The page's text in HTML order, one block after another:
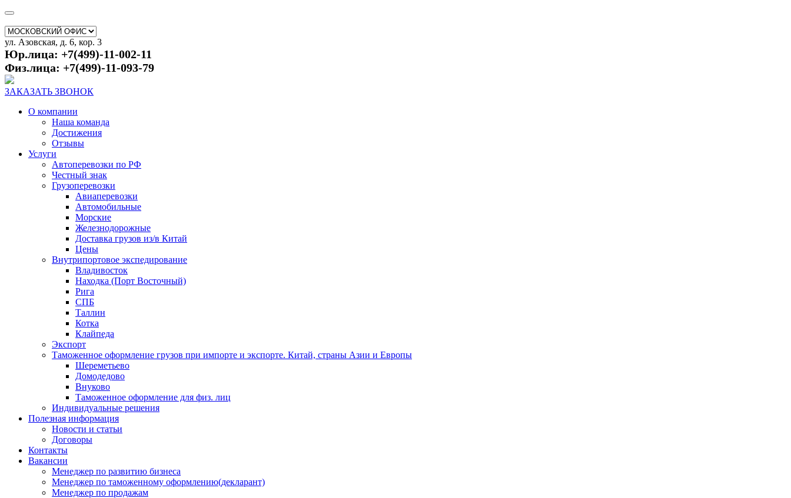
ул. Азовская, д. 6, кор. 3
Юр.лица: +7(499)-11-002-11
Физ.лица: +7(499)-11-093-79
ЗАКАЗАТЬ ЗВОНОК
О компании
Наша команда
Достижения
Отзывы
Услуги
Автоперевозки по РФ
Честный знак
Грузоперевозки
Авиаперевозки
Автомобильные
Морские
Железнодорожные
Доставка грузов из/в Китай
Цены
Внутрипортовое экспедирование
Владивосток
Находка (Порт Восточный)
Рига
СПБ
Таллин
Котка
Клайпеда
Экспорт
Таможенное оформление грузов при импорте и экспорте. Китай, страны Азии и Европы
Шереметьево
Домодедово
Внуково
Таможенное оформление для физ. лиц
Индивидуальные решения
Полезная информация
Новости и статьи
Договоры
Контакты
Вакансии
Менеджер по развитию бизнеса
Менеджер по таможенному оформлению(декларант)
Менеджер по продажам